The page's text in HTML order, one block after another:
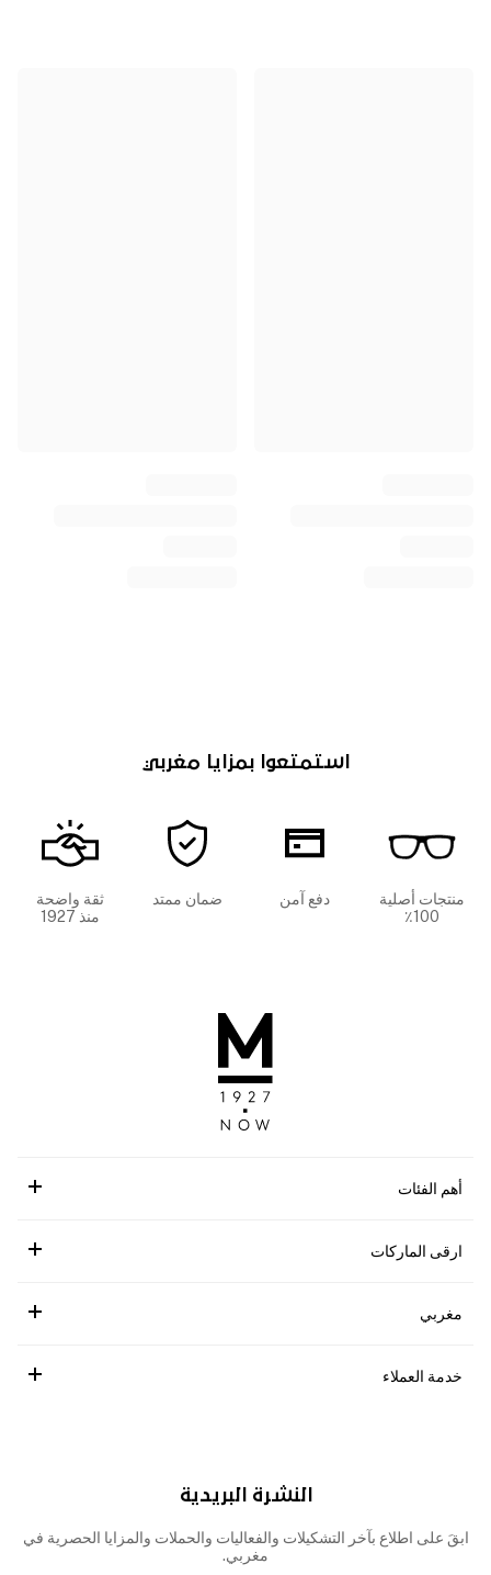
استمتعوا بمزايا مغربي
منتجات أصلية
100٪
دفع آمن ضمان ممتد
ثقة واضحة
منذ 1927
أهم الفئات
ارقى الماركات
مغربي
خدمة العملاء
النشرة البريدية
ابقَ على اطلاع بآخر التشكيلات والفعاليات والحملات والمزايا الحصرية في
مغربي.